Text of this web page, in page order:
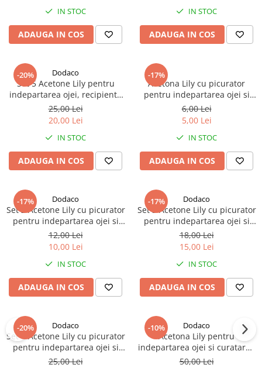
IN STOC
ADAUGA IN COS
IN STOC
ADAUGA IN COS
-20% Dodaco
Set 5 Acetone Lily pentru
indepartarea ojei, recipiente
din sticla, 50 ml fiecare
25,00 Lei
20,00 Lei
IN STOC
ADAUGA IN COS
-17%
Acetona Lily cu picurator
pentru indepartarea ojei si
curatarea unghiilor, flacon
plastic, 50 ml
6,00 Lei
5,00 Lei
IN STOC
ADAUGA IN COS
-17% Dodaco
Set 2 Acetone Lily cu picurator
pentru indepartarea ojei si
curatarea unghiilor, flacon
plastic, 50 ml fiecare
12,00 Lei
10,00 Lei
IN STOC
ADAUGA IN COS
-17% Dodaco
Set 3 Acetone Lily cu picurator
pentru indepartarea ojei si
curatarea unghiilor, flacon
plastic, 50 ml fiecare
18,00 Lei
15,00 Lei
IN STOC
ADAUGA IN COS
-20% Dodaco
Set 5 Acetone Lily cu picurator
pentru indepartarea ojei si
curatarea unghiilor, flacon
25,00 Lei
-10% Dodaco
Acetona Lily pentru
indepartarea ojei si curatarea
unghiilor, flacon din
50,00 Lei